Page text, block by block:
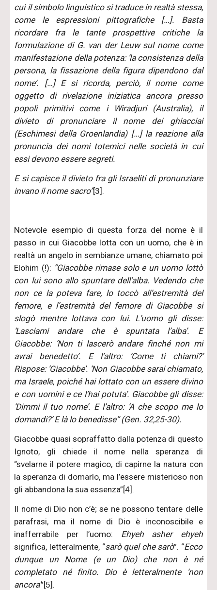
cui il simbolo linguistico si traduce in realtà stessa,
come le espressioni pittografiche […]. Basta
ricordare fra le tante prospettive critiche la
formulazione di G. van der Leuw sul nome come
manifestazione della potenza: ‘la consistenza della
persona, la fissazione della figura dipendono dal
nome’. […] E si ricorda, perciò, il nome come
oggetto di rivelazione iniziatica ancora presso
popoli primitivi come i Wiradjuri (Australia), il
divieto di pronunciare il nome dei ghiacciai
(Eschimesi della Groenlandia) […] la reazione alla
pronuncia dei nomi totemici nelle società in cui
essi devono essere segreti.
E si capisce il divieto fra gli Israeliti di pronunziare
invano il nome sacro”[3].
Notevole esempio di questa forza del nome è il
passo in cui Giacobbe lotta con un uomo, che è in
realtà un angelo in sembianze umane, chiamato poi
Elohim (!): “Giacobbe rimase solo e un uomo lottò
con lui sono allo spuntare dell’alba. Vedendo che
non ce la poteva fare, lo toccò all’estremità del
femore, e l’estremità del femore di Giacobbe si
slogò mentre lottava con lui. L’uomo gli disse:
‘Lasciami andare che è spuntata l’alba’. E
Giacobbe: ‘Non ti lascerò andare finché non mi
avrai benedetto’. E l’altro: ‘Come ti chiami?’
Rispose: ‘Giacobbe’. ‘Non Giacobbe sarai chiamato,
ma Israele, poiché hai lottato con un essere divino
e con uomini e ce l’hai potuta’. Giacobbe gli disse:
‘Dimmi il tuo nome’. E l’altro: ‘A che scopo me lo
domandi?’ E là lo benedisse” (Gen. 32,25-30).
Giacobbe quasi sopraffatto dalla potenza di questo
Ignoto, gli chiede il nome nella speranza di
“svelarne il potere magico, di capirne la natura con
la speranza di domarlo, ma l’essere misterioso non
gli abbandona la sua essenza”[4].
Il nome di Dio non c’è; se ne possono tentare delle
parafrasi, ma il nome di Dio è inconoscibile e
inafferrabile per l’uomo: Ehyeh asher ehyeh
significa, letteralmente, “sarò quel che sarò”. “Ecco
dunque un Nome (e un Dio) che non è né
completato né finito. Dio è letteralmente ‘non
ancora’”[5].